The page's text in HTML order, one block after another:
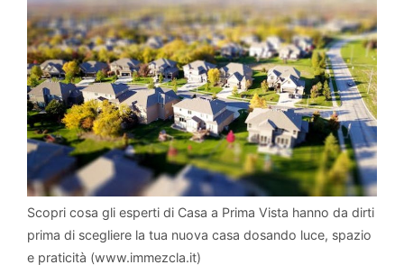
Scopri cosa gli esperti di Casa a Prima Vista hanno da dirti
prima di scegliere la tua nuova casa dosando luce, spazio
e praticità (www.immezcla.it)